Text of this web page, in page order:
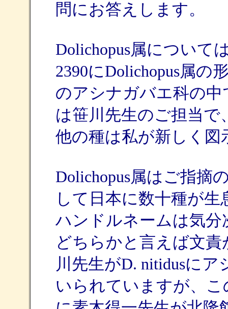
問にお答えします。
Dolichopus属について
2390にDolichopus属の
のアシナガバエ科の
は笹川先生のご担当
他の種は私が新しく
Dolichopus属はご指摘
して日本に数十種が
ハンドルネームは気
どちらかと言えば文
川先生がD. nitidusに
いられていますが、